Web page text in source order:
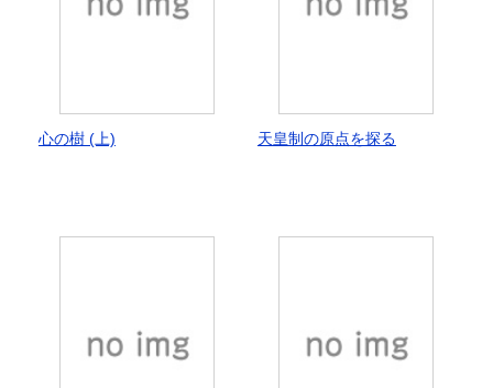
心の樹 (上) 天皇制の原点を探る